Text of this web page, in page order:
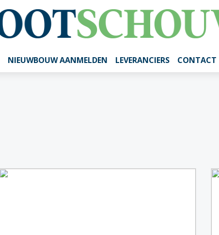
NIEUWBOUW AANMELDEN LEVERANCIERS CONTACT